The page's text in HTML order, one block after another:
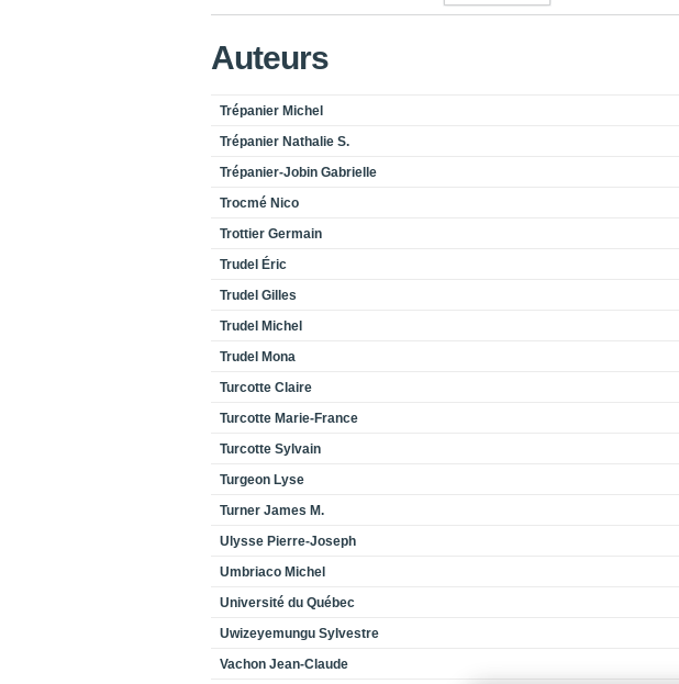
Auteurs
Trépanier Michel
Trépanier Nathalie S.
Trépanier-Jobin Gabrielle
Trocmé Nico
Trottier Germain
Trudel Éric
Trudel Gilles
Trudel Michel
Trudel Mona
Turcotte Claire
Turcotte Marie-France
Turcotte Sylvain
Turgeon Lyse
Turner James M.
Ulysse Pierre-Joseph
Umbriaco Michel
Université du Québec
Uwizeyemungu Sylvestre
Vachon Jean-Claude